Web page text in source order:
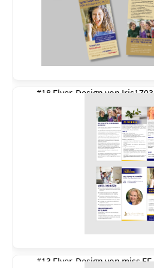
#18 Flyer-Design vonIris1703
#13 Flyer-Design vonmiss EF